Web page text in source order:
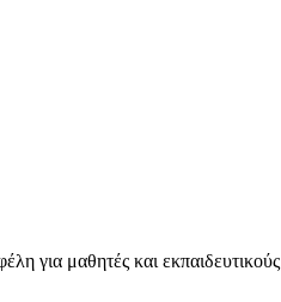
για μαθητές και εκπαιδευτικούς